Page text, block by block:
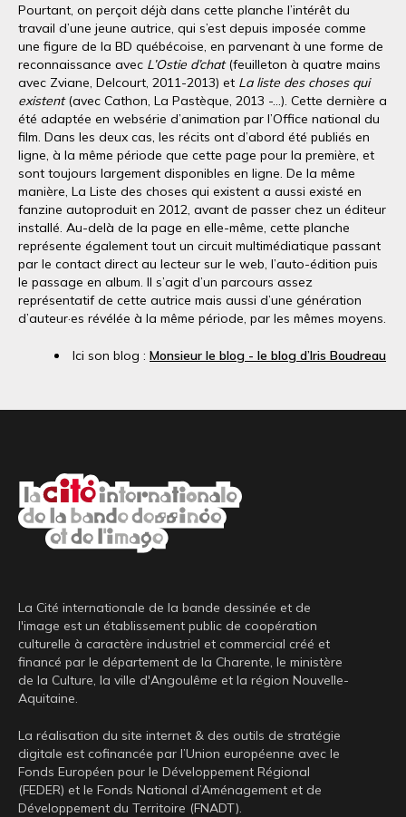
Pourtant, on perçoit déjà dans cette planche l’intérêt du
travail d’une jeune autrice, qui s’est depuis imposée comme
une figure de la BD québécoise, en parvenant à une forme de
reconnaissance avec L’Ostie d’chat(feuilleton à quatre mains
avec Zviane, Delcourt, 2011-2013) et La liste des choses qui
existent(avec Cathon, La Pastèque, 2013 -…). Cette dernière a
été adaptée en websérie d’animation par l’Office national du
film. Dans les deux cas, les récits ont d’abord été publiés en
ligne, à la même période que cette page pour la première, et
sont toujours largement disponibles en ligne. De la même
manière, La Liste des choses qui existent a aussi existé en
fanzine autoproduit en 2012, avant de passer chez un éditeur
installé. Au-delà de la page en elle-même, cette planche
représente également tout un circuit multimédiatique passant
par le contact direct au lecteur sur le web, l’auto-édition puis
le passage en album. Il s’agit d’un parcours assez
représentatif de cette autrice mais aussi d’une génération
d’auteur·es révélée à la même période, par les mêmes moyens.
Ici son blog : Monsieur le blog - le blog d’Iris Boudreau
La Cité internationale de la bande dessinée et de
l'image est un établissement public de coopération
culturelle à caractère industriel et commercial créé et
financé par le département de la Charente, le ministère
de la Culture, la ville d'Angoulême et la région Nouvelle-
Aquitaine.
La réalisation du site internet & des outils de stratégie
digitale est cofinancée par l’Union européenne avec le
Fonds Européen pour le Développement Régional
(FEDER) et le Fonds National d’Aménagement et de
Développement du Territoire (FNADT).